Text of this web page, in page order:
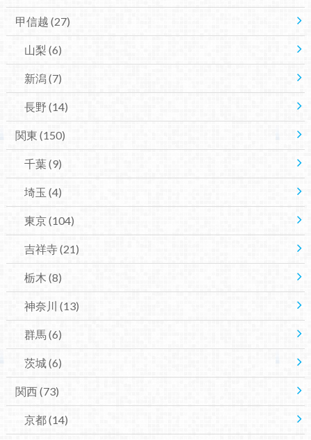
甲信越 (27)
山梨 (6)
新潟 (7)
長野 (14)
関東 (150)
千葉(9)
埼玉 (4)
東京(104)
吉祥寺(21)
栃木 (8)
神奈川 (13)
群馬(6)
茨城(6)
関西(73)
京都(14)